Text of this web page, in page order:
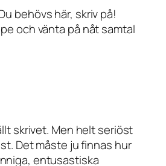
behövs här, skriv på!
och vänta på nåt samtal
skrivet. Men helt seriöst
Det måste ju finnas hur
entusastiska